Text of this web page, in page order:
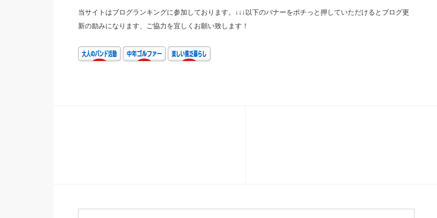
当サイトはブログランキングに参加しております。↓↓↓以下のバナーをポチっと押していただけるとブログ更
新の励みになります、ご協力を宜しくお願い致します！